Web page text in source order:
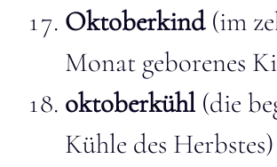
Oktoberkind(im
Monat geborenes
oktoberkühl (die
Kühle des Herbstes)